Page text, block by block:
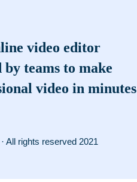
video editor
by teams to make
video in minutes
All rights reserved 2021